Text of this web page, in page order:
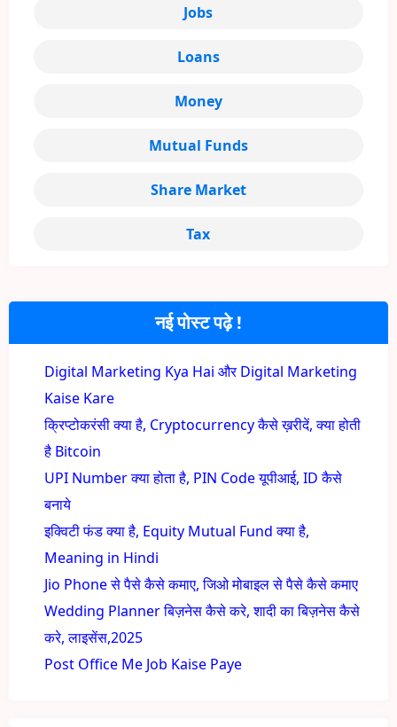
नई पोस्ट पढ़े !
Digital Marketing Kya Hai और Digital Marketing
Kaise Kare
क्रिप्टोकरंसी क्या है, Cryptocurrency कैसे ख़रीदें, क्या होती
है Bitcoin
UPI Number क्या होता है, PIN Code यूपीआई, ID कैसे
बनाये
इक्विटी फंड क्या है, Equity Mutual Fund क्या है,
Meaning in Hindi
Jio Phone से पैसे कैसे कमाए, जिओ मोबाइल से पैसे कैसे कमाए
Wedding Planner बिज़नेस कैसे करे, शादी का बिज़नेस कैसे
करे, लाइसेंस,2025
Post Office Me Job Kaise Paye
Jobs
Loans
Money
Mutual Funds
Share Market
Tax